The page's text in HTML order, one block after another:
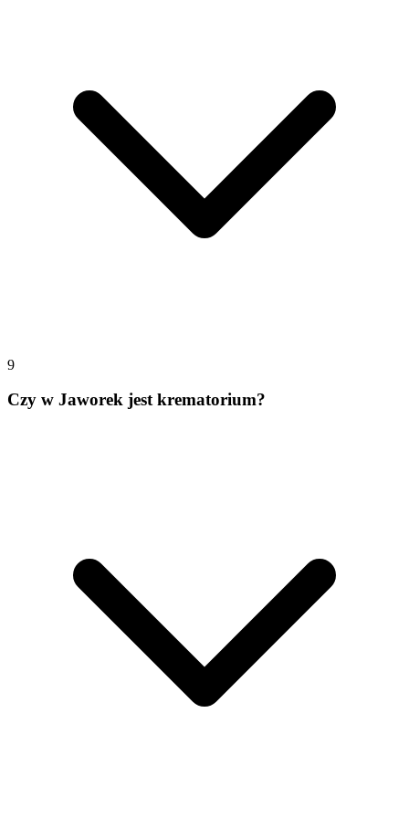
9
Czy w Jaworek jest krematorium?